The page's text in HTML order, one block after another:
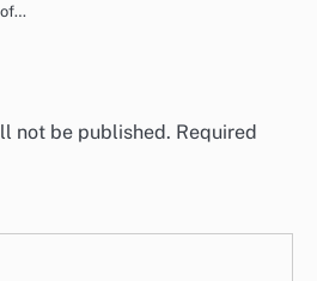
of…
not be published. Required